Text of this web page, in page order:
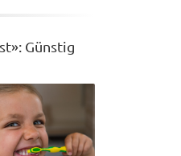
Günstig